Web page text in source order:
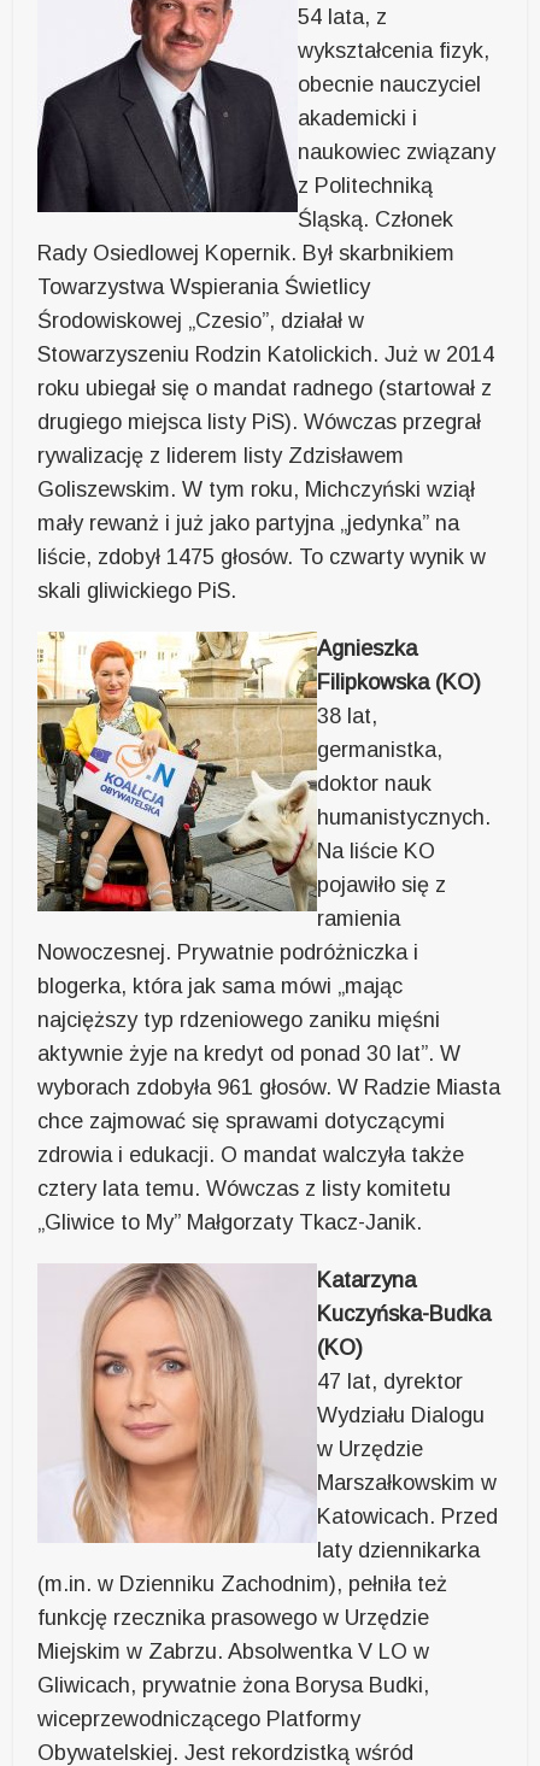
54 lata, z
wykształcenia fizyk,
obecnie nauczyciel
akademicki i
naukowiec związany
z Politechniką
Śląską. Członek
Rady Osiedlowej Kopernik. Był skarbnikiem
Towarzystwa Wspierania Świetlicy
Środowiskowej „Czesio”, działał w
Stowarzyszeniu Rodzin Katolickich. Już w 2014
roku ubiegał się o mandat radnego (startował z
drugiego miejsca listy PiS). Wówczas przegrał
rywalizację z liderem listy Zdzisławem
Goliszewskim. W tym roku, Michczyński wziął
mały rewanż i już jako partyjna „jedynka” na
liście, zdobył 1475 głosów. To czwarty wynik w
skali gliwickiego PiS.
Agnieszka
Filipkowska (KO)
38 lat,
germanistka,
doktor nauk
humanistycznych.
Na liście KO
pojawiło się z
ramienia
Nowoczesnej. Prywatnie podróżniczka i
blogerka, która jak sama mówi „mając
najcięższy typ rdzeniowego zaniku mięśni
aktywnie żyje na kredyt od ponad 30 lat”. W
wyborach zdobyła 961 głosów. W Radzie Miasta
chce zajmować się sprawami dotyczącymi
zdrowia i edukacji. O mandat walczyła także
cztery lata temu. Wówczas z listy komitetu
„Gliwice to My” Małgorzaty Tkacz-Janik.
Katarzyna
Kuczyńska-Budka
(KO)
47 lat, dyrektor
Wydziału Dialogu
w Urzędzie
Marszałkowskim w
Katowicach. Przed
laty dziennikarka
(m.in. w Dzienniku Zachodnim), pełniła też
funkcję rzecznika prasowego w Urzędzie
Miejskim w Zabrzu. Absolwentka V LO w
Gliwicach, prywatnie żona Borysa Budki,
wiceprzewodniczącego Platformy
Obywatelskiej. Jest rekordzistką wśród